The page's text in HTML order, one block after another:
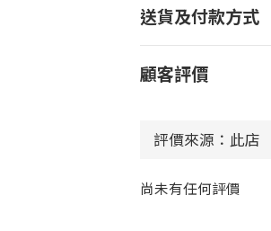
送貨及付款方式
顧客評價
尚未有任何評價